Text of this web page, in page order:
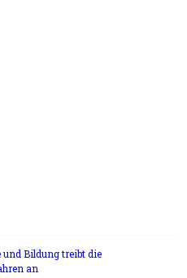
Bildung treibt die
an